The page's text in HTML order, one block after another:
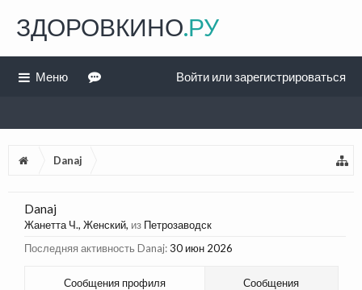
Danaj
Danaj
Жанетта Ч., Женский, из Петрозаводск
Последняя активность Danaj:30 июн 2026
Сообщения профиля Сообщения
ЗДОРОВКИНО.РУ
Меню Войти или зарегистрироваться